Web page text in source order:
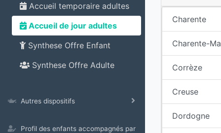
Accueil temporaire adultes
Accueil de jour adultes
Synthese Offre Enfant
Synthese Offre Adulte
Autres dispositifs
Profil des enfants accompagnés par
Charente
Charente-
Corrèze
Creuse
Dordogne